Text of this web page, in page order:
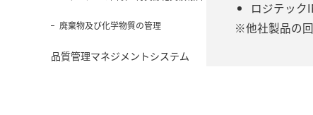
ロジテック
※他社製品の
廃棄物及び化学物質の管理
品質管理マネジメントシステム